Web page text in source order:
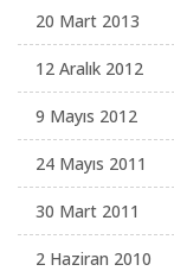
20 Mart 2013
12 Aralık 2012
9 Mayıs 2012
24 Mayıs 2011
30 Mart 2011
2 Haziran 2010